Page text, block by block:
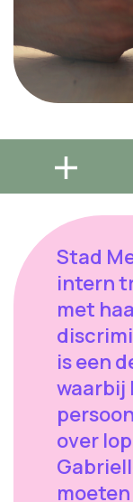
Stad
intern
met
is een
waarbij
over